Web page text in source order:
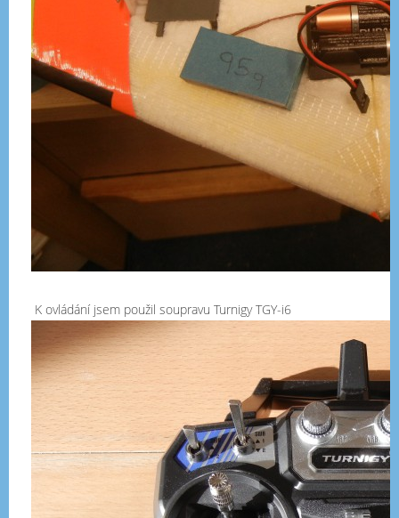
K ovládání jsem použil soupravu Turnigy TGY-i6